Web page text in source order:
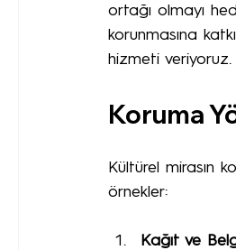
ortağı olmayı
korunmasına
hizmeti veriyoruz.
Koruma
Kültürel mirasın
örnekler:
Kağıt ve